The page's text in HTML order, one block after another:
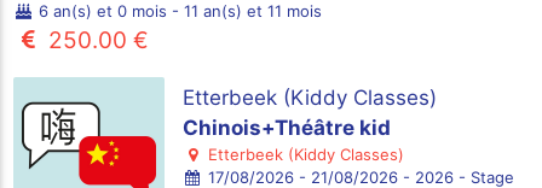
6 an(s) et 0 mois - 11 an(s) et 11 mois
250.00 €
Etterbeek (Kiddy Classes)
Chinois+Théâtre kid
Etterbeek (Kiddy Classes)
17/08/2026 - 21/08/2026 - 2026 - Stage